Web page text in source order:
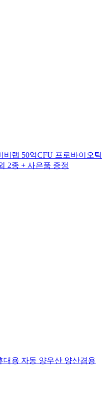
랩 50억CFU 프로바이오틱
2종 + 사은품 증정
대용 자동 양우산 양산겸용